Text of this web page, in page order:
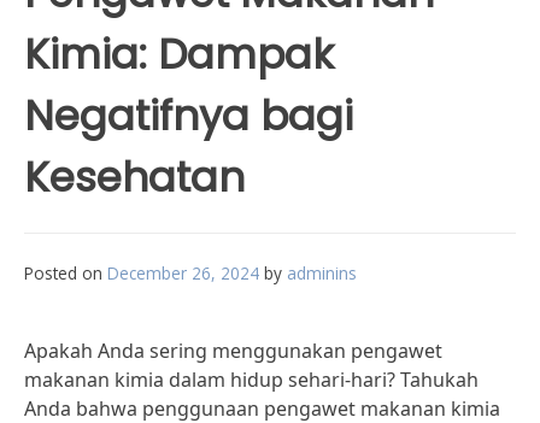
Kimia: Dampak
Negatifnya bagi
Kesehatan
Posted on December 26, 2024 by adminins
Apakah Anda sering menggunakan pengawet
makanan kimia dalam hidup sehari-hari? Tahukah
Anda bahwa penggunaan pengawet makanan kimia